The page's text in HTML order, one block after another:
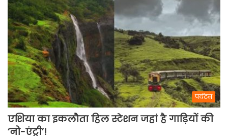
पर्यटन
एशिया का इकलौता हिल स्टेशन जहां है गाड़ियों की
‘नो-एंट्री’!